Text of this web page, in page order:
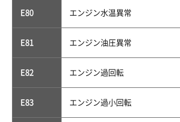
E80 エンジン水温異常
E81 エンジン油圧異常
E82 エンジン過回転
E83 エンジン過小回転